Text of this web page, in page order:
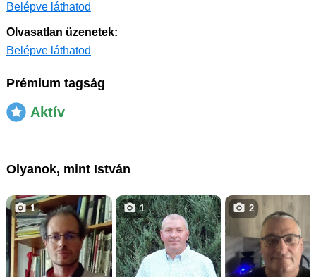
Belépve láthatod
Olvasatlan üzenetek:
Belépve láthatod
Prémium tagság
Aktív
Olyanok, mint István
1 1 2